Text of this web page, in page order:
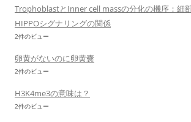
TrophoblastとInner cell massの分化の機序：細
HIPPOシグナリングの関係
2件のビュー
卵黄がないのに卵黄嚢
2件のビュー
H3K4me3の意味は？
2件のビュー